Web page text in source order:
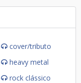
cover/tributo
heavy metal
rock clássico